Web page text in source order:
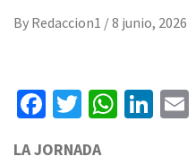
By Redaccion1 /8 junio, 2026
Facebook
Twitter
LA JORNADA